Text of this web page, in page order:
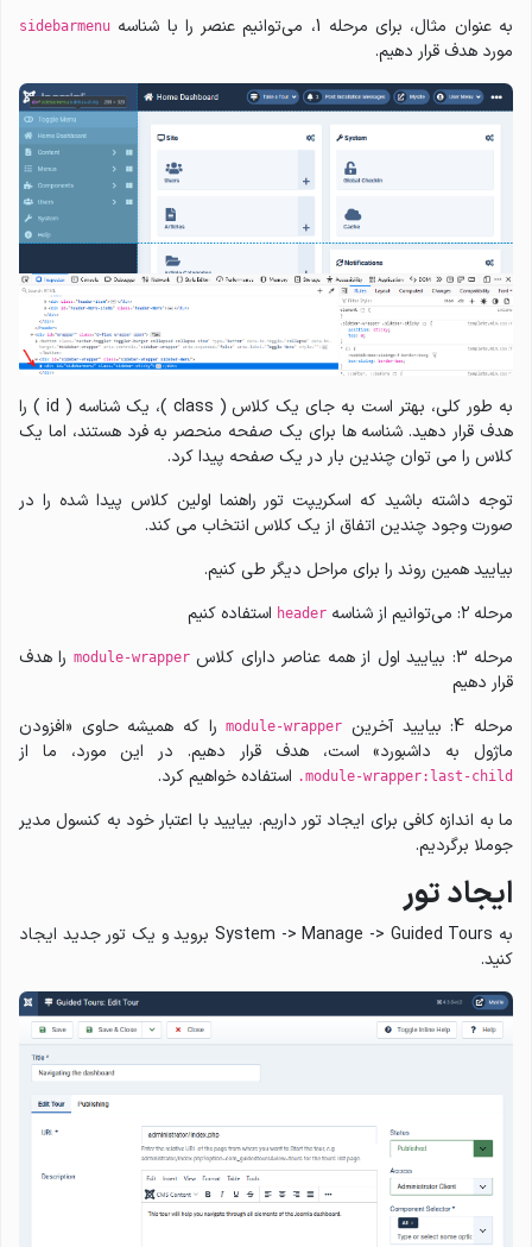
به عنوان مثال، برای مرحله 1، می‌توانیم عنصر را با شناسه
sidebarmenu
مورد هدف قرار دهیم.
به طور کلی، بهتر است به جای یک کلاس ( class )، یک شناسه ( id ) را
هدف قرار دهید. شناسه ها برای یک صفحه منحصر به فرد هستند، اما یک
کلاس را می توان چندین بار در یک صفحه پیدا کرد.
توجه داشته باشید که اسکریپت تور راهنما اولین کلاس پیدا شده را در
صورت وجود چندین اتفاق از یک کلاس انتخاب می کند.
بیایید همین روند را برای مراحل دیگر طی کنیم.
مرحله ۲: می‌توانیم از شناسه
header استفاده کنیم
مرحله 3: بیایید اول از همه عناصر دارای کلاس
module-wrapper را هدف
قرار دهیم
مرحله 4: بیایید آخرین
module-wrapperرا که همیشه حاوی «افزودن
ماژول به داشبورد» است، هدف قرار دهیم. در این مورد، ما از
.module-wrapper:last-child استفاده خواهیم کرد.
ما به اندازه کافی برای ایجاد تور داریم. بیایید با اعتبار خود به کنسول مدیر
جوملا برگردیم.
ایجاد تور
به System -> Manage -> Guided Tours بروید و یک تور جدید ایجاد
کنید.